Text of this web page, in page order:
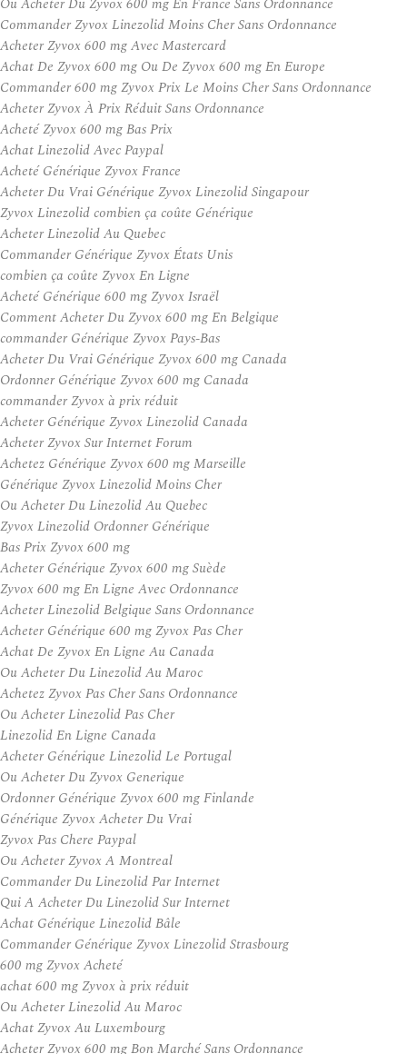
Commander Zyvox Linezolid Moins Cher Sans Ordonnance
Acheter Zyvox 600 mg Avec Mastercard
Achat De Zyvox 600 mg Ou De Zyvox 600 mg En Europe
Commander 600 mg Zyvox Prix Le Moins Cher Sans Ordonnance
Acheter Zyvox À Prix Réduit Sans Ordonnance
Acheté Zyvox 600 mg Bas Prix
Achat Linezolid Avec Paypal
Acheté Générique Zyvox France
Acheter Du Vrai Générique Zyvox Linezolid Singapour
Zyvox Linezolid combien ça coûte Générique
Acheter Linezolid Au Quebec
Commander Générique Zyvox États Unis
combien ça coûte Zyvox En Ligne
Acheté Générique 600 mg Zyvox Israël
Comment Acheter Du Zyvox 600 mg En Belgique
commander Générique Zyvox Pays-Bas
Acheter Du Vrai Générique Zyvox 600 mg Canada
Ordonner Générique Zyvox 600 mg Canada
commander Zyvox à prix réduit
Acheter Générique Zyvox Linezolid Canada
Acheter Zyvox Sur Internet Forum
Achetez Générique Zyvox 600 mg Marseille
Générique Zyvox Linezolid Moins Cher
Ou Acheter Du Linezolid Au Quebec
Zyvox Linezolid Ordonner Générique
Bas Prix Zyvox 600 mg
Acheter Générique Zyvox 600 mg Suède
Zyvox 600 mg En Ligne Avec Ordonnance
Acheter Linezolid Belgique Sans Ordonnance
Acheter Générique 600 mg Zyvox Pas Cher
Achat De Zyvox En Ligne Au Canada
Ou Acheter Du Linezolid Au Maroc
Achetez Zyvox Pas Cher Sans Ordonnance
Ou Acheter Linezolid Pas Cher
Linezolid En Ligne Canada
Acheter Générique Linezolid Le Portugal
Ou Acheter Du Zyvox Generique
Ordonner Générique Zyvox 600 mg Finlande
Générique Zyvox Acheter Du Vrai
Zyvox Pas Chere Paypal
Ou Acheter Zyvox A Montreal
Commander Du Linezolid Par Internet
Qui A Acheter Du Linezolid Sur Internet
Achat Générique Linezolid Bâle
Commander Générique Zyvox Linezolid Strasbourg
600 mg Zyvox Acheté
achat 600 mg Zyvox à prix réduit
Ou Acheter Linezolid Au Maroc
Achat Zyvox Au Luxembourg
Acheter Zyvox 600 mg Bon Marché Sans Ordonnance